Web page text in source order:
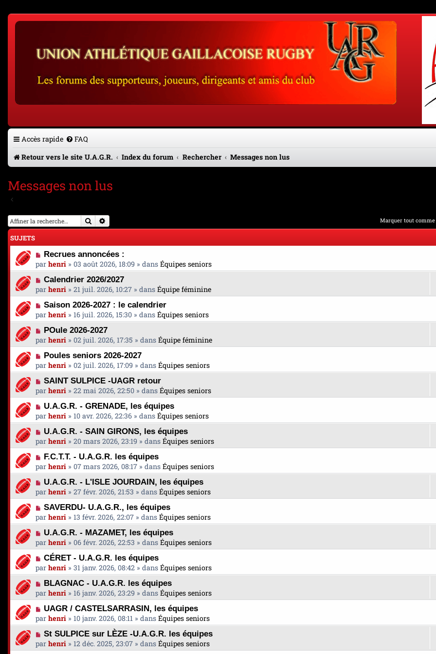
Accès rapide FAQ
Retour vers le site U.A.G.R.
Index du forum Rechercher Messages non lus
Messages non lus
Rechercher Marquer tout
SUJETS
N
o
u
v
e
a
u
m
e
s
s
a
g
e
Recrues annoncées :
par henri » 03 août 2026, 18:09 » dans Équipes seniors
N
o
u
v
e
a
u
m
e
s
s
a
g
e
Calendrier 2026/2027
par henri » 21 juil. 2026, 10:27 » dans Équipe féminine
N
o
u
v
e
a
u
m
e
s
s
a
g
e
Saison 2026-2027 : le calendrier
par henri » 16 juil. 2026, 15:30 » dans Équipes seniors
N
o
u
v
e
a
u
m
e
s
s
a
g
e
POule 2026-2027
par henri » 02 juil. 2026, 17:35 » dans Équipe féminine
N
o
u
v
e
a
u
m
e
s
s
a
g
e
Poules seniors 2026-2027
par henri » 02 juil. 2026, 17:09 » dans Équipes seniors
N
o
u
v
e
a
u
m
e
s
s
a
g
e
SAINT SULPICE -UAGR retour
par henri » 22 mai 2026, 22:50 » dans Équipes seniors
N
o
u
v
e
a
u
m
e
s
s
a
g
e
U.A.G.R. - GRENADE, les équipes
par henri » 10 avr. 2026, 22:36 » dans Équipes seniors
N
o
u
v
e
a
u
m
e
s
s
a
g
e
U.A.G.R. - SAIN GIRONS, les équipes
par henri » 20 mars 2026, 23:19 » dans Équipes seniors
N
o
u
v
e
a
u
m
e
s
s
a
g
e
F.C.T.T. - U.A.G.R. les équipes
par henri » 07 mars 2026, 08:17 » dans Équipes seniors
N
o
u
v
e
a
u
m
e
s
s
a
g
e
U.A.G.R. - L'ISLE JOURDAIN, les équipes
par henri » 27 févr. 2026, 21:53 » dans Équipes seniors
N
o
u
v
e
u
m
e
s
s
a
g
e
SAVERDU- U.A.G.R., les équipes
par henri » 13 févr. 2026, 22:07 » dans Équipes seniors
N
o
u
v
e
a
u
m
e
s
s
a
g
e
U.A.G.R. - MAZAMET, les équipes
par henri » 06 févr. 2026, 22:53 » dans Équipes seniors
N
o
u
v
e
a
u
m
e
s
s
CÉRET - U.A.G.R. les équipes
par henri » 31 janv. 2026, 08:42 » dans Équipes seniors
N
o
u
v
e
a
u
m
BLAGNAC - U.A.G.R. les équipes
par henri » 16 janv. 2026, 23:29 » dans Équipes seniors
N
o
u
v
e
UAGR / CASTELSARRASIN, les équipes
par henri » 10 janv. 2026, 08:11 » dans Équipes seniors
N
o
u
St SULPICE sur LÈZE -U.A.G.R. les équipes
par henri » 12 déc. 2025, 23:07 » dans Équipes seniors